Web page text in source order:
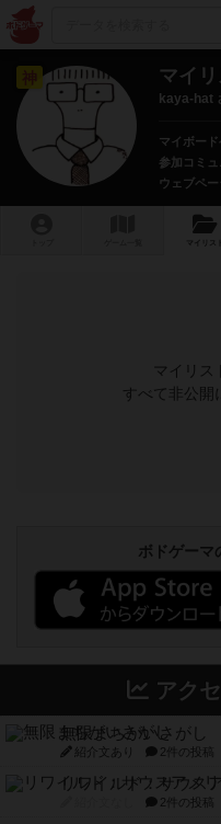
神 マイリ
kaya-hat
マイボード
参加コミュ
ウェブペー
マイリスト
マイリ
すべて非公開
ボドゲーマ
アク
無限まちがいさがし
紹介文あり 2件の投稿
リワイルド：サウス
2件の投稿